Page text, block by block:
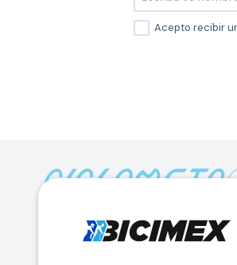
Acepto recibir
Calle Lago Müritz No. 30 Col. Mariano